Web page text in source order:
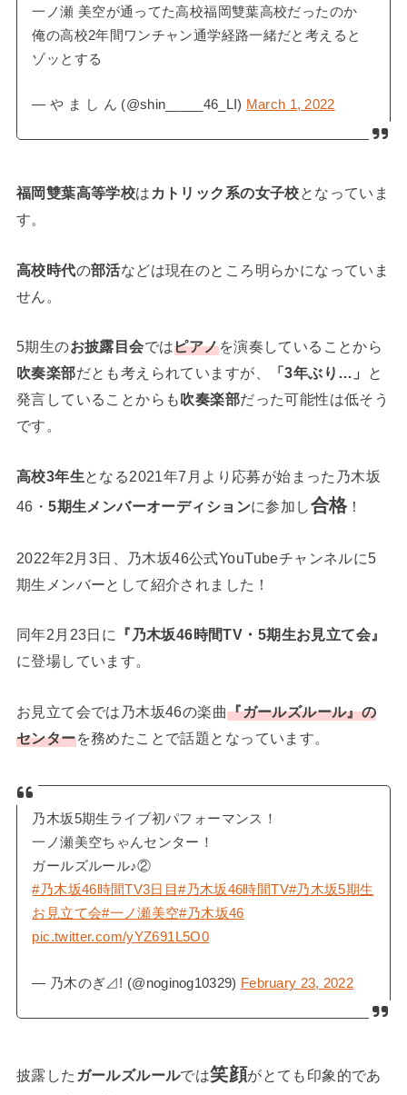
一ノ瀬 美空が通ってた高校福岡雙葉高校だったのか
俺の高校2年間ワンチャン通学経路一緒だと考えると
ゾッとする
— や ま し ん (@shin_____46_LI) March 1, 2022
福岡雙葉高等学校は カトリック系の女子校となっていま
す。
高校時代の部活などは現在のところ明らかになっていま
せん。
5期生のお披露目会ではピアノを演奏していることから
吹奏楽部だとも考えられていますが、 「3年ぶり…」
と
発言していることからも吹奏楽部だった可能性は低そう
です。
高校3年生 となる2021年7月より応募が始まった乃木坂
46・5期生メンバーオーディションに参加し 合格 ！
2022年2月3日、乃木坂46公式YouTubeチャンネルに5
期生メンバーとして紹介されました！
同年2月23日に
『乃木坂46時間TV・5期生お見立て会』
に登場しています。
お見立て会では乃木坂46の楽曲『ガールズルール』の
センターを務めたことで話題となっています。
乃木坂5期生ライブ初パフォーマンス！
一ノ瀬美空ちゃんセンター！
ガールズルール♪②
#乃木坂46時間TV3日目#乃木坂46時間TV#乃木坂5期生
お見立て会#一ノ瀬美空#乃木坂46
pic.twitter.com/yYZ691L5O0
— 乃木のぎ⊿! (@noginog10329) February 23, 2022
披露した ガールズルールでは笑顔がとても印象的であ